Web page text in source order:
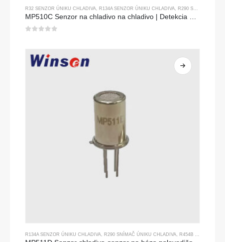
R32 SENZOR ÚNIKU CHLADIVA R134A SENZOR ÚNIKU CHLADIVA R290 SNÍMAČ ÚNIKU CHLADIVA
R134A SENZOR ÚNIKU CHLADIVA R290 SNÍMAČ ÚNIKU CHLADIVA R454B SNÍMAČ ÚNIKU CHLADIVA